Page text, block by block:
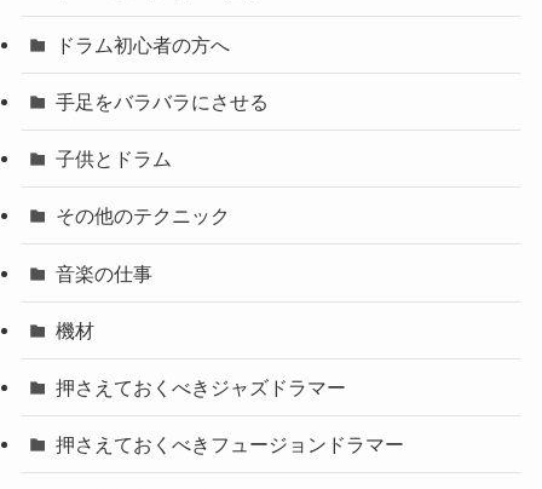
ドラム初心者の方へ
手足をバラバラにさせる
子供とドラム
その他のテクニック
音楽の仕事
機材
押さえておくべきジャズドラマー
押さえておくべきフュージョンドラマー